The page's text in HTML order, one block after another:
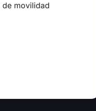
movilidad